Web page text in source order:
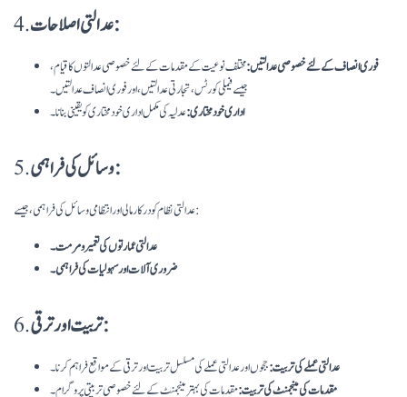
4. عدالتی اصلاحات:
فوری انصاف کے لئے خصوصی عدالتیں:مختلف نوعیت کے مقدمات کے لئے خصوصی عدالتوں کا قیام،
جیسے فیملی کورٹس، تجارتی عدالتیں، اور فوری انصاف عدالتیں۔
اداری خود مختاری:عدلیہ کی مکمل اداری خود مختاری کو یقینی بنانا۔
5. وسائل کی فراہمی:
عدالتی نظام کو درکار مالی اور انتظامی وسائل کی فراہمی، جیسے:
عدالتی عمارتوں کی تعمیر و مرمت۔
ضروری آلات اور سہولیات کی فراہمی۔
6. تربیت اور ترقی:
عدالتی عملے کی تربیت:ججوں اور عدالتی عملے کی مسلسل تربیت اور ترقی کے مواقع فراہم کرنا۔
مقدمات کی مینجمنٹ کی تربیت:مقدمات کی بہتر مینجمنٹ کے لئے خصوصی تربیتی پروگرام۔